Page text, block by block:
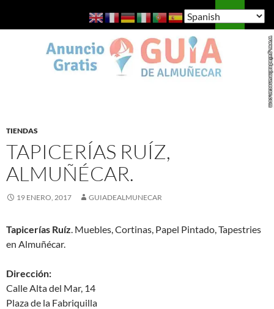
Guía de Almuñécar
MENÚ
TIENDAS
TAPICERÍAS RUÍZ,
ALMUÑÉCAR.
19 ENERO, 2017 GUIADEALMUNECAR
Tapicerías Ruíz . Muebles, Cortinas, Papel Pintado, Tapestries
en Almuñécar.
Dirección:
Calle Alta del Mar, 14
Plaza de la Fabriquilla